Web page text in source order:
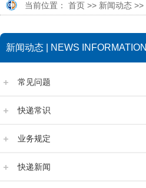
当前位置： 首页 >> 新闻动态 >>
新闻动态 | NEWS INFORMATION
常见问题
快递常识
业务规定
快递新闻